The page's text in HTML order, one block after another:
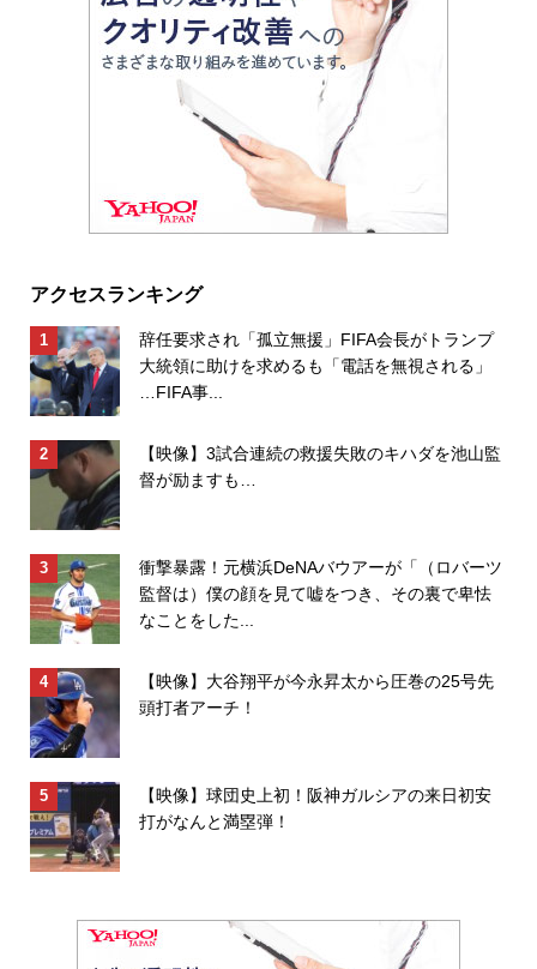
アクセスランキング
辞任要求され「孤立無援」FIFA会長がトランプ
大統領に助けを求めるも「電話を無視される」
…FIFA事...
【映像】3試合連続の救援失敗のキハダを池山監
督が励ますも…
衝撃暴露！元横浜DeNAバウアーが「（ロバーツ
監督は）僕の顔を見て嘘をつき、その裏で卑怯
なことをした...
【映像】大谷翔平が今永昇太から圧巻の25号先
頭打者アーチ！
【映像】球団史上初！阪神ガルシアの来日初安
打がなんと満塁弾！